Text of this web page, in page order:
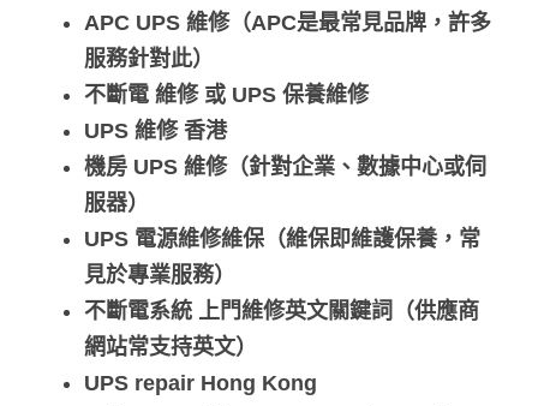
APC UPS 維修（APC是最常見品牌，許多
服務針對此）
不斷電 維修 或 UPS 保養維修
UPS 維修 香港
機房 UPS 維修（針對企業、數據中心或伺
服器）
UPS 電源維修維保（維保即維護保養，常
見於專業服務）
不斷電系統 上門維修英文關鍵詞（供應商
網站常支持英文）
UPS repair Hong Kong